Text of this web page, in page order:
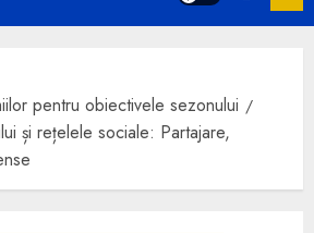
pentru obiectivele sezonului
și rețelele sociale: Partajare,